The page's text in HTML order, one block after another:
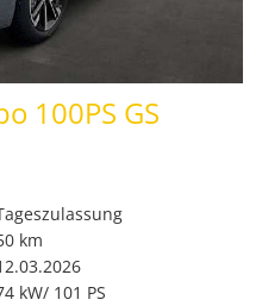
100PS GS
km
kW/ 101 PS